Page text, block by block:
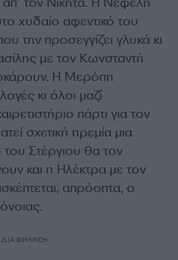
χυδαίο αφεντικό του
την προσεγγίζει γλυκά κι
με τον Κωνσταντή
Η Μερόπη
κι όλοι μαζί
πάρτι για τον
σχετική ηρεμία μια
Στέργιου θα τον
και η Ηλέκτρα με τον
απρόοπτα, ο
ΔΙΑΦΗΜΙΣΗ